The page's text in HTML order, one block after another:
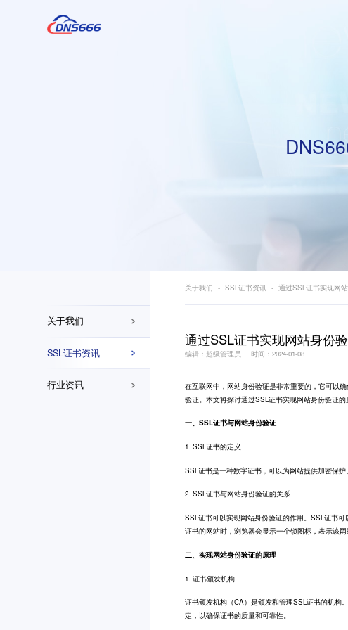
关于我们
SSL证书资讯
行业资讯
关于我们 SSL证书资讯 通过SSL证书实现网
通过SSL证书实现网站身份
编辑：超级管理员 时间：2024-01-08
在互联网中，网站身份验证是非常重要的，它可以
验证。本文将探讨通过SSL证书实现网站身份验证的
一、SSL证书与网站身份验证
1. SSL证书的定义
SSL证书是一种数字证书，可以为网站提供加密保
2. SSL证书与网站身份验证的关系
SSL证书可以实现网站身份验证的作用。SSL证书
证书的网站时，浏览器会显示一个锁图标，表示该网
二、实现网站身份验证的原理
1. 证书颁发机构
证书颁发机构（CA）是颁发和管理SSL证书的机构
定，以确保证书的质量和可靠性。